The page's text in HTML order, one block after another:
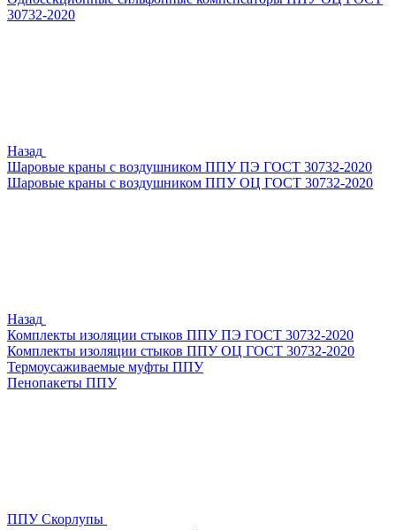
30732-2020
Назад
Шаровые краны с воздушником ППУ ПЭ ГОСТ 30732-2020
Шаровые краны с воздушником ППУ ОЦ ГОСТ 30732-2020
Назад
Комплекты изоляции стыков ППУ ПЭ ГОСТ 30732-2020
Комплекты изоляции стыков ППУ ОЦ ГОСТ 30732-2020
Термоусаживаемые муфты ППУ
Пенопакеты ППУ
ППУ Скорлупы